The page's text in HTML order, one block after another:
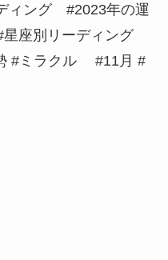
ィング #2023年の運
座別リーディング
#ミラクル #11月 #